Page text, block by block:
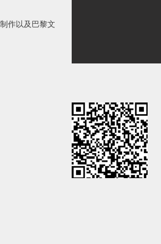
作以及巴黎文